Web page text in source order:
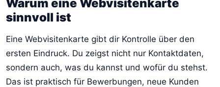
Warum eine Webvisitenkarte
sinnvoll ist
Eine Webvisitenkarte gibt dir Kontrolle über den
ersten Eindruck. Du zeigst nicht nur Kontaktdaten,
sondern auch, was du kannst und wofür du stehst.
Das ist praktisch für Bewerbungen, neue Kunden